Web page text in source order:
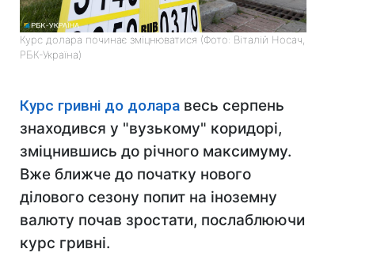
Курс долара починає зміцнюватися (Фото: Віталій Носач,
РБК-Україна)
Курс гривні до долара весь серпень
знаходився у "вузькому" коридорі,
зміцнившись до річного максимуму.
Вже ближче до початку нового
ділового сезону попит на іноземну
валюту почав зростати, послаблюючи
курс гривні.